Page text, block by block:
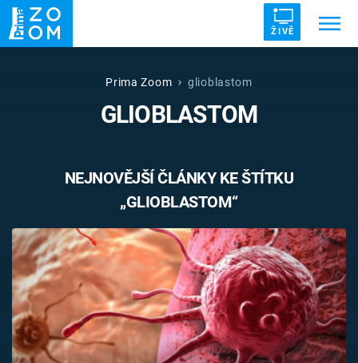
ŽIVĚ
UFO DRUHÁ SVĚTOVÁ VÁLKA
VETŘELCI DÁVNOVĚKU
Témata
Pořady
TV Program
Prima Zoom glioblastom
GLIOBLASTOM
NEJNOVĚJŠÍ ČLÁNKY KE ŠTÍTKU
„GLIOBLASTOM“